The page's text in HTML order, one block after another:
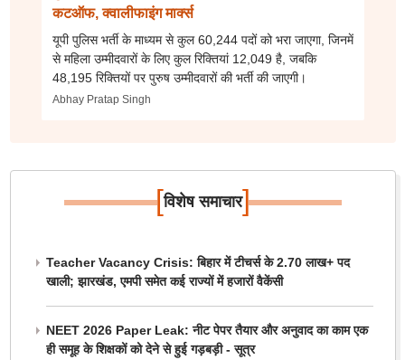
कटऑफ, क्वालीफाइंग मार्क्स
यूपी पुलिस भर्ती के माध्यम से कुल 60,244 पदों को भरा जाएगा, जिनमें
से महिला उम्मीदवारों के लिए कुल रिक्तियां 12,049 है, जबकि
48,195 रिक्तियों पर पुरुष उम्मीदवारों की भर्ती की जाएगी।
Abhay Pratap Singh
[विशेष समाचार]
Teacher Vacancy Crisis: बिहार में टीचर्स के 2.70 लाख+ पद
खाली; झारखंड, एमपी समेत कई राज्यों में हजारों वैकेंसी
NEET 2026 Paper Leak: नीट पेपर तैयार और अनुवाद का काम एक
ही समूह के शिक्षकों को देने से हुई गड़बड़ी - सूत्र